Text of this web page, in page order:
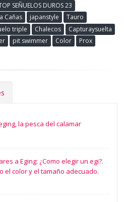
SEÑUELOS DUROS 23
Cañas japanstyle
Tauro
triple Chalecos
Capturaysuelta
pit swimmer Color
Prox
la pesca del calamar
a Eging: ¿Como elegir un egi?.
el color y el tamaño adecuado.